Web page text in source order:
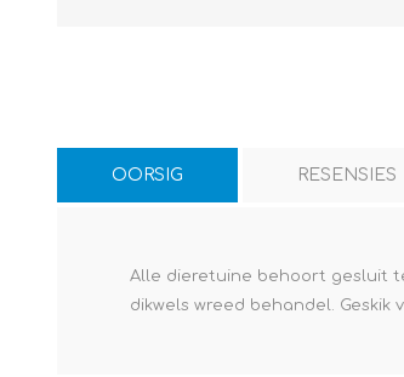
OORSIG RESENSIES
Alle dieretuine behoort gesluit
dikwels wreed behandel. Geskik